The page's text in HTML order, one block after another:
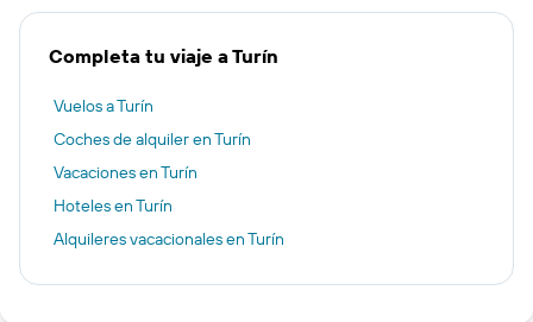
Completa tu viaje a Turín
Vuelos a Turín
Coches de alquiler en Turín
Vacaciones en Turín
Hoteles en Turín
Alquileres vacacionales en Turín